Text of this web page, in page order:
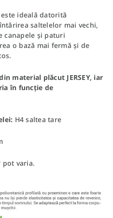
ideală datorită
saltelelor mai vechi,
canapele și paturi
o bază mai fermă și de
material plăcut JERSEY, iar
în funcție de
H4 saltea tare
pot varia.